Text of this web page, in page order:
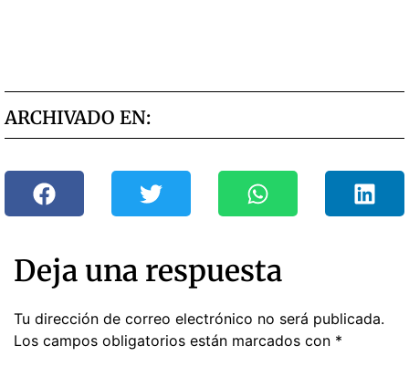
ARCHIVADO EN:
Deja una respuesta
Tu dirección de correo electrónico no será publicada.
Los campos obligatorios están marcados con *